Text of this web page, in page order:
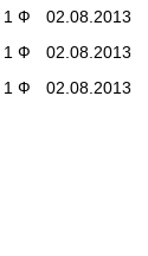
02.08.2013
1 Ф
02.08.2013
1 Ф
02.08.2013
1 Ф